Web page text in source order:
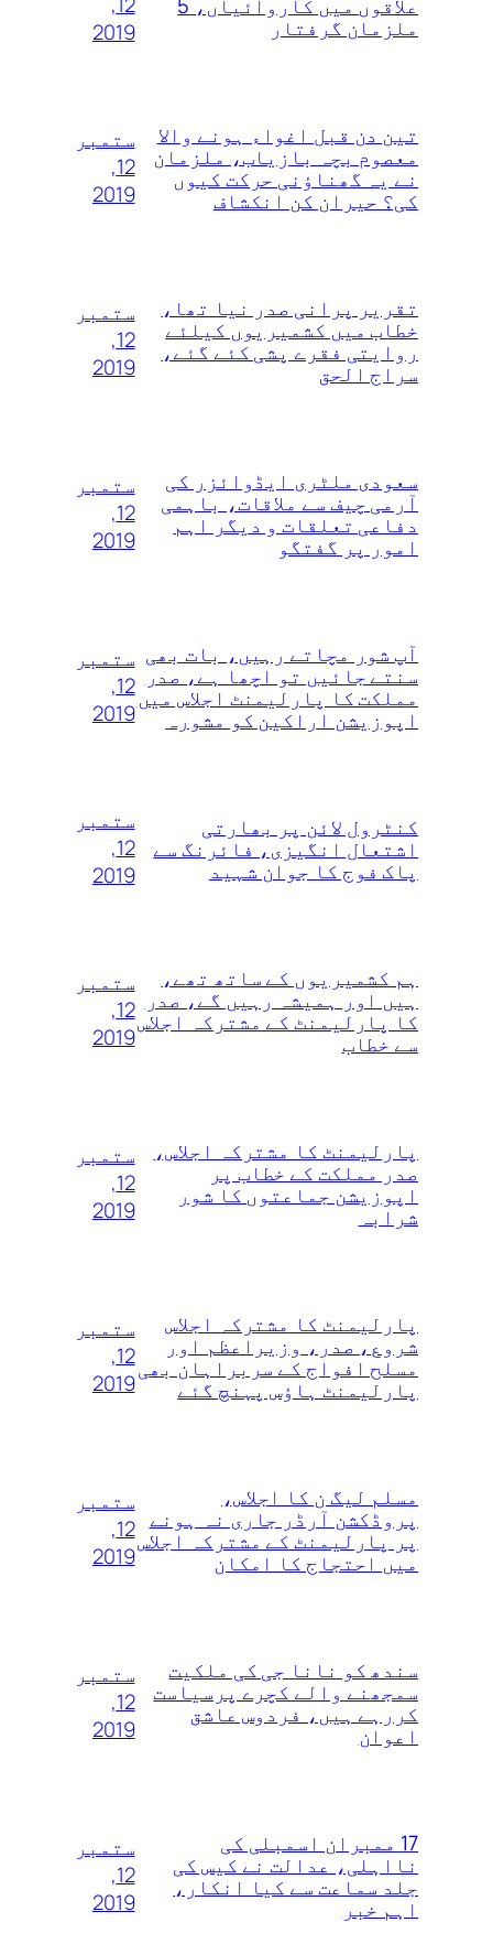
ملزمان گرفتار
2019
تین دن قبل اغواء ہونے والا
معصوم بچہ بازیاب، ملزمان
نے یہ گھناؤنی حرکت کیوں
کی؟ حیران کن انکشاف
ستمبر
12,
2019
تقریر پرانی صدر نیا تھا،
خطاب میں کشمیریوں کیلئے
روایتی فقرے پشی کئے گئے،
سراج الحق
ستمبر
12,
2019
سعودی ملٹری ایڈوائزر کی
آرمی چیف سے ملاقات، باہمی
دفاعی تعلقات و دیگر اہم
امور پر گفتگو
ستمبر
12,
2019
آپ شور مچاتے رہیں، بات بھی
سنتے جائیں تو اچھا ہے، صدر
مملکت کا پارلیمنٹ اجلاس میں
اپوزیشن اراکین کو مشورہ
ستمبر
12,
2019
کنٹرول لائن پر بھارتی
اشتعال انگیزی، فائرنگ سے
پاک فوج کا جوان شہید
ستمبر
12,
2019
ہم کشمیریوں‌ کے ساتھ تھے،
ہیں اور ہمیشہ رہیں گے، صدر
کا پارلیمنٹ کے مشترکہ اجلاس
سے خطاب
ستمبر
12,
2019
پارلیمنٹ کا مشترکہ اجلاس،
صدر مملکت کے خطاب پر
اپوزیشن جماعتوں کا شور
شرابہ
ستمبر
12,
2019
پارلیمنٹ کا مشترکہ اجلاس
شروع، صدر، وزیراعظم اور
مسلح افواج کے سربراہان بھی
پارلیمنٹ ہاؤس پہنچ گئے
ستمبر
12,
2019
مسلم لیگ ن کا اجلاس،
پروڈکشن آرڈر جاری نہ ہونے
پر پارلیمنٹ کے مشترکہ اجلاس
میں احتجاج کا امکان
ستمبر
12,
2019
سندھ کو نانا جی کی ملکیت
سمجھنے والے کچرے پرسیاست
کررہے ہیں، فردوس عاشق
اعوان
ستمبر
12,
2019
17 ممبران اسمبلی کی
نااہلی، عدالت نے کیس کی
جلد سماعت سے کیا انکار،
اہم خبر
ستمبر
12,
2019